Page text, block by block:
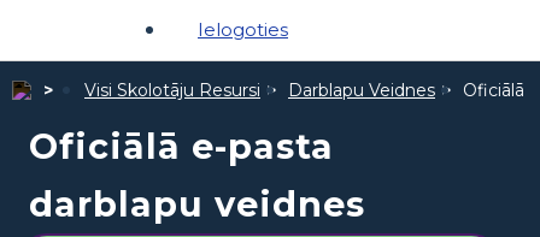
Ielogoties
Visi Skolotāju Resursi Darblapu Veidnes Oficiālā
Oficiālā e-pasta
darblapu veidnes